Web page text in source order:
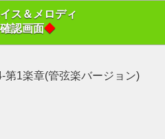
ス＆メロディ
認画面◆
第1楽章(管弦楽バージョン)